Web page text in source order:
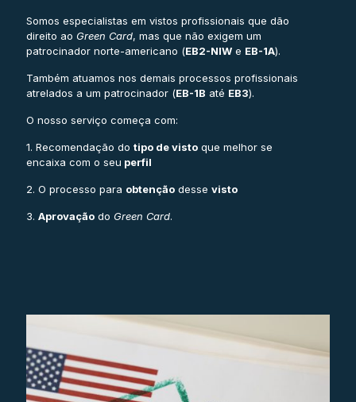
Somos especialistas em vistos profissionais que dão
direito ao Green Card, mas que não exigem um
patrocinador norte-americano (EB2-NIW e EB-1A).
Também atuamos nos demais processos profissionais
atrelados a um patrocinador (EB-1B até EB3).
O nosso serviço começa com:
1. Recomendação do tipo de visto que melhor se
encaixa com o seu perfil
2. O processo para obtenção desse visto
3. Aprovação do Green Card.